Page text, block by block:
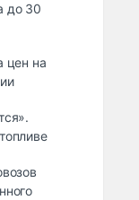
до 30
цен на